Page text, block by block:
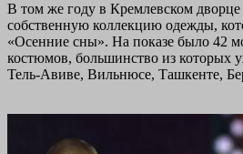
В том же году в Кремлевском дворце
собственную коллекцию одежды,
«Осенние сны». На показе было 42
костюмов, большинство из которых
Тель-Авиве, Вильнюсе, Ташкенте,